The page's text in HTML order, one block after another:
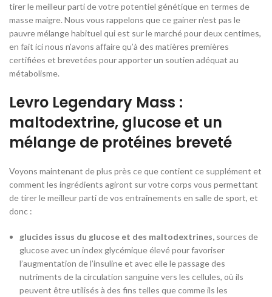
tirer le meilleur parti de votre potentiel génétique en termes de
masse maigre. Nous vous rappelons que ce gainer n’est pas le
pauvre mélange habituel qui est sur le marché pour deux centimes,
en fait ici nous n’avons affaire qu’à des matières premières
certifiées et brevetées pour apporter un soutien adéquat au
métabolisme.
Levro Legendary Mass :
maltodextrine, glucose et un
mélange de protéines breveté
Voyons maintenant de plus près ce que contient ce supplément et
comment les ingrédients agiront sur votre corps vous permettant
de tirer le meilleur parti de vos entraînements en salle de sport, et
donc :
glucides issus du glucose et des maltodextrines, sources de
glucose avec un index glycémique élevé pour favoriser
l’augmentation de l’insuline et avec elle le passage des
nutriments de la circulation sanguine vers les cellules, où ils
peuvent être utilisés à des fins telles que comme ils les